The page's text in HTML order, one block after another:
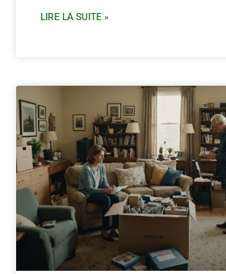
LIRE LA SUITE »